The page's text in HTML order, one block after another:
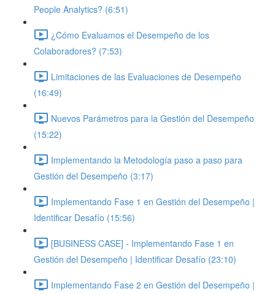
People Analytics? (6:51)
¿Cómo Evaluamos el Desempeño de los
Colaboradores? (7:53)
Limitaciones de las Evaluaciones de Desempeño
(16:49)
Nuevos Parámetros para la Gestión del Desempeño
(15:22)
Implementando la Metodología paso a paso para
Gestión del Desempeño (3:17)
Implementando Fase 1 en Gestión del Desempeño |
Identificar Desafío (15:56)
[BUSINESS CASE] - Implementando Fase 1 en
Gestión del Desempeño | Identificar Desafío (23:10)
Implementando Fase 2 en Gestión del Desempeño |